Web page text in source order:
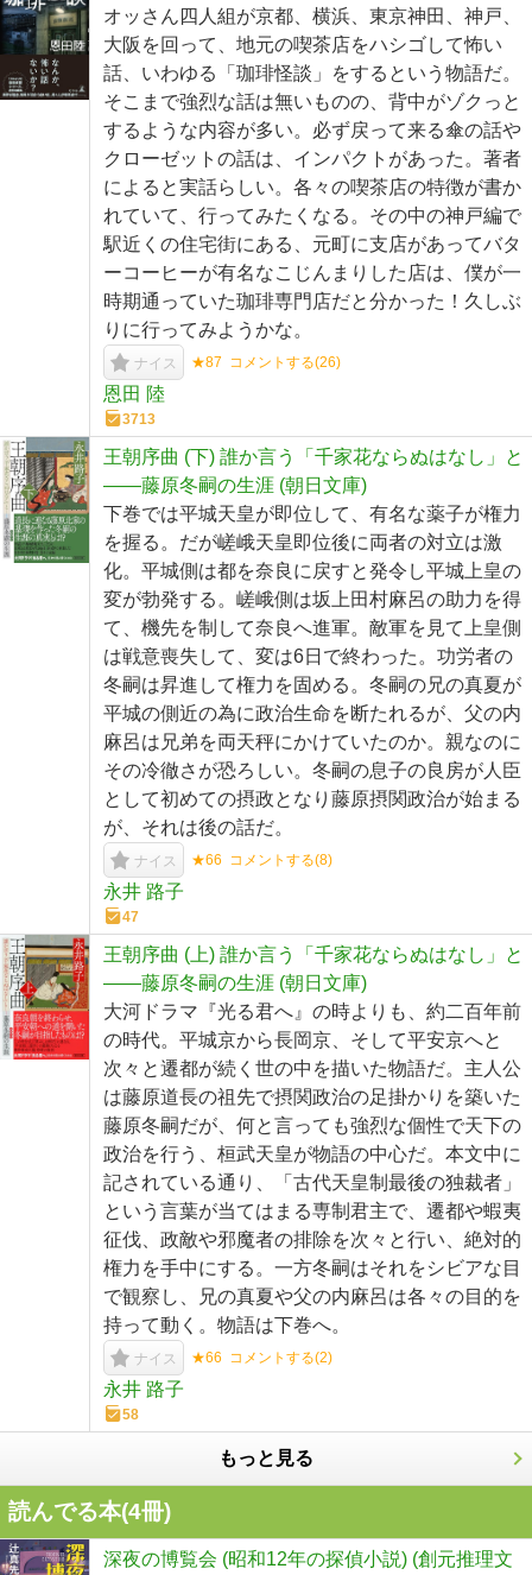
オッさん四人組が京都、横浜、東京神田、神戸、
大阪を回って、地元の喫茶店をハシゴして怖い
話、いわゆる「珈琲怪談」をするという物語だ。
そこまで強烈な話は無いものの、背中がゾクっと
するような内容が多い。必ず戻って来る傘の話や
クローゼットの話は、インパクトがあった。著者
によると実話らしい。各々の喫茶店の特徴が書か
れていて、行ってみたくなる。その中の神戸編で
駅近くの住宅街にある、元町に支店があってバタ
ーコーヒーが有名なこじんまりした店は、僕が一
時期通っていた珈琲専門店だと分かった！久しぶ
りに行ってみようかな。
ナイス ★87 コメントする(26)
恩田 陸
3713
王朝序曲 (下) 誰か言う「千家花ならぬはなし」と
――藤原冬嗣の生涯 (朝日文庫)
下巻では平城天皇が即位して、有名な薬子が権力
を握る。だが嵯峨天皇即位後に両者の対立は激
化。平城側は都を奈良に戻すと発令し平城上皇の
変が勃発する。嵯峨側は坂上田村麻呂の助力を得
て、機先を制して奈良へ進軍。敵軍を見て上皇側
は戦意喪失して、変は6日で終わった。功労者の
冬嗣は昇進して権力を固める。冬嗣の兄の真夏が
平城の側近の為に政治生命を断たれるが、父の内
麻呂は兄弟を両天秤にかけていたのか。親なのに
その冷徹さが恐ろしい。冬嗣の息子の良房が人臣
として初めての摂政となり藤原摂関政治が始まる
が、それは後の話だ。
ナイス ★66 コメントする(8)
永井 路子
47
王朝序曲 (上) 誰か言う「千家花ならぬはなし」と
――藤原冬嗣の生涯 (朝日文庫)
大河ドラマ『光る君へ』の時よりも、約二百年前
の時代。平城京から長岡京、そして平安京へと
次々と遷都が続く世の中を描いた物語だ。主人公
は藤原道長の祖先で摂関政治の足掛かりを築いた
藤原冬嗣だが、何と言っても強烈な個性で天下の
政治を行う、桓武天皇が物語の中心だ。本文中に
記されている通り、「古代天皇制最後の独裁者」
という言葉が当てはまる専制君主で、遷都や蝦夷
征伐、政敵や邪魔者の排除を次々と行い、絶対的
権力を手中にする。一方冬嗣はそれをシビアな目
で観察し、兄の真夏や父の内麻呂は各々の目的を
持って動く。物語は下巻へ。
ナイス ★66 コメントする(2)
永井 路子
58
もっと見る
読んでる本(4冊)
深夜の博覧会 (昭和12年の探偵小説) (創元推理文